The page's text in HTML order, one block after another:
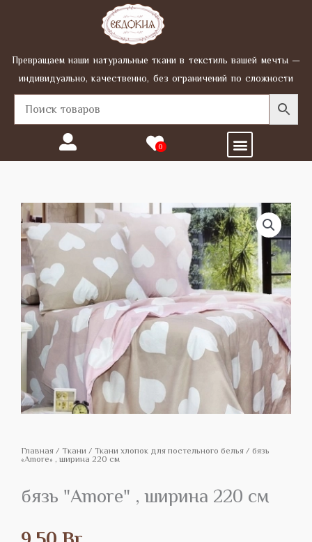
Превращаем наши натуральные ткани в текстиль вашей мечты —
индивидуально, качественно, без ограничений по сложности
0 Menu
Главная / Tкани / Ткани хлопок для постельного белья / бязь
«Amore» , ширина 220 см
бязь "Amore" , ширина 220 см